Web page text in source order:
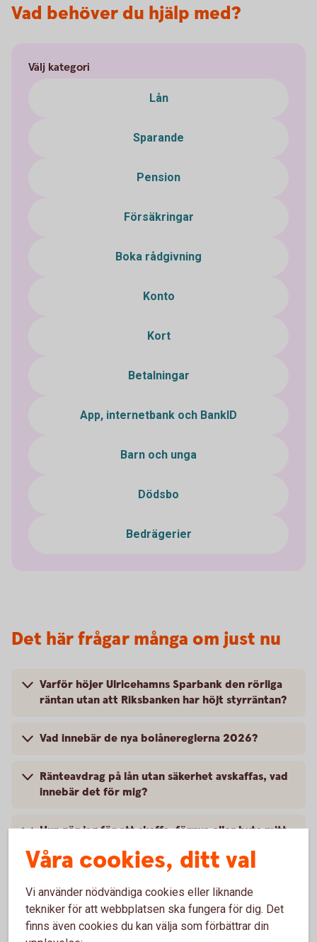
Vad behöver du hjälp med?
Välj kategori
Lån
Sparande
Pension
Försäkringar
Boka rådgivning
Konto
Kort
Betalningar
App, internetbank och BankID
Barn och unga
Dödsbo
Bedrägerier
Det här frågar många om just nu
Varför höjer Ulricehamns Sparbank den rörliga
räntan utan att Riksbanken har höjt styrräntan?
Vad innebär de nya bolånereglerna 2026?
Ränteavdrag på lån utan säkerhet avskaffas, vad
innebär det för mig?
Hur gör jag för att skaffa, förnya eller byta mitt
BankID?
Hur skaffar jag Mobilt BankID till mitt barn?
Hur får jag mobilt BankID att fungera i en ny
telefon?
Våra cookies, ditt val
Vi använder nödvändiga cookies eller liknande
tekniker för att webbplatsen ska fungera för dig. Det
finns även cookies du kan välja som förbättrar din